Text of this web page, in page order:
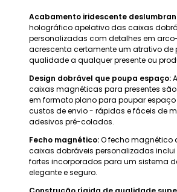
Acabamento iridescente
holográfico apelativo das caixas
personalizadas com detalhes em
acrescenta certamente um atrativo de
qualidade a qualquer presente ou
Design dobrável que poupa espaço:
caixas magnéticas para presentes
em formato plano para poupar espaço
custos de envio - rápidas e fáceis de
adesivos pré-colados.
Fecho magnético:O fecho magnético
caixas dobráveis personalizadas
fortes incorporados para um sistema
elegante e seguro.